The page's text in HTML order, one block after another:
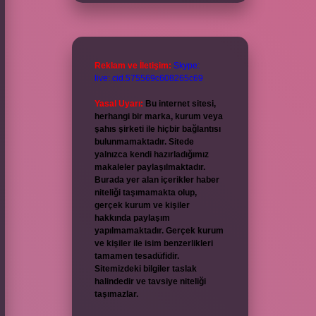
Reklam ve İletişim: Skype:
live:.cid.575569c608265c69
Yasal Uyarı: Bu internet sitesi,
herhangi bir marka, kurum veya
şahıs şirketi ile hiçbir bağlantısı
bulunmamaktadır. Sitede
yalnızca kendi hazırladığımız
makaleler paylaşılmaktadır.
Burada yer alan içerikler haber
niteliği taşımamakta olup,
gerçek kurum ve kişiler
hakkında paylaşım
yapılmamaktadır. Gerçek kurum
ve kişiler ile isim benzerlikleri
tamamen tesadüfidir.
Sitemizdeki bilgiler taslak
halindedir ve tavsiye niteliği
taşımazlar.